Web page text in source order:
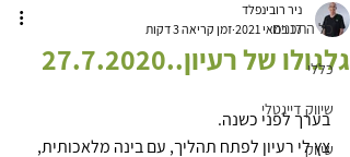
כל התכנים
כללי
שיווק דייגטלי
שיווק
גלגולו של רעיון..27.7.2020
ניר רובינפלד
17 במאי 2021
זמן קריאה 3 דקות
בערך לפני כשנה.
צץ לי רעיון לפתח תהליך, עם בינה מלאכותית,